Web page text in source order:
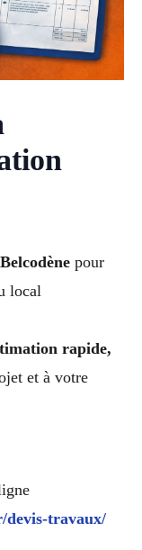
pour
local
rapide,
et à votre
travaux/